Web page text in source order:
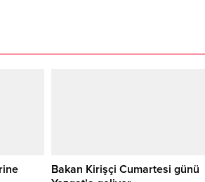
Bakan Kirişçi Cumartesi günü